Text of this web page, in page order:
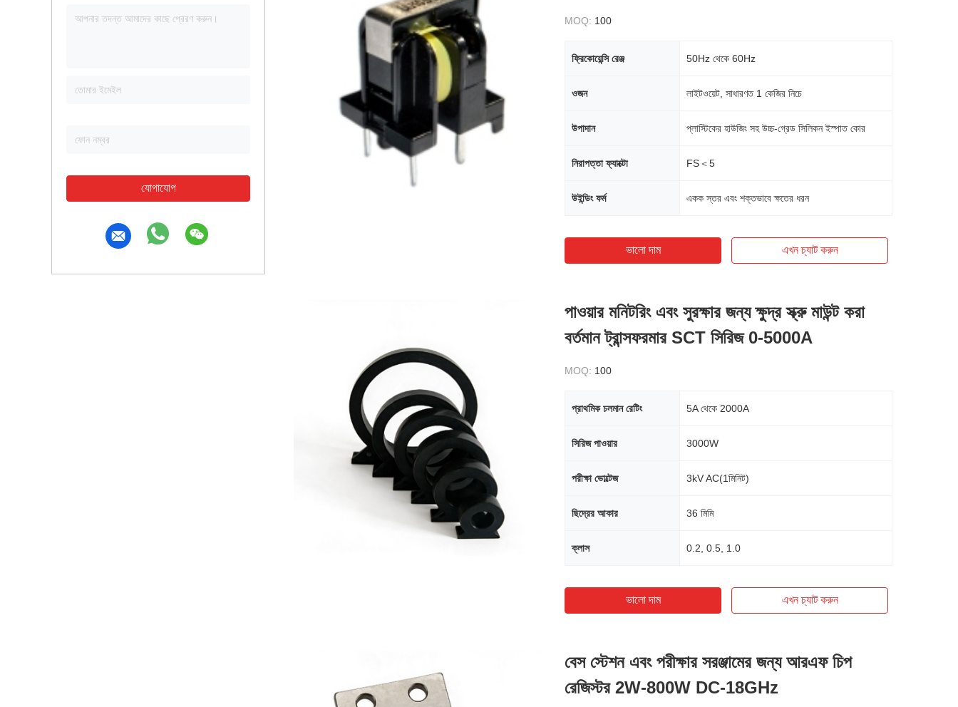
যোগাযোগ
MOQ: 100
ফ্রিকোয়েন্সি রেঞ্জ 50Hz থেকে 60Hz
ওজন লাইটওয়েট, সাধারণত 1 কেজির নিচে
উপাদান প্লাস্টিকের হাউজিং সহ উচ্চ-গ্রেড সিলিকন ইস্পাত কোর
নিরাপত্তা ফ্যাক্টো FS＜5
উইন্ডিং ফর্ম একক স্তর এবং শক্তভাবে ক্ষতের ধরন
ভালো দাম এখন চ্যাট করুন
পাওয়ার মনিটরিং এবং সুরক্ষার জন্য ক্ষুদ্র স্ক্রু মাউন্ট করা
বর্তমান ট্রান্সফরমার SCT সিরিজ 0-5000A
MOQ: 100
প্রাথমিক চলমান রেটিং 5A থেকে 2000A
সিরিজ পাওয়ার 3000W
পরীক্ষা ভোল্টেজ 3kV AC(1মিনিট)
ছিদ্রের আকার 36 মিমি
ক্লাস 0.2, 0.5, 1.0
ভালো দাম এখন চ্যাট করুন
বেস স্টেশন এবং পরীক্ষার সরঞ্জামের জন্য আরএফ চিপ
রেজিস্টর 2W-800W DC-18GHz